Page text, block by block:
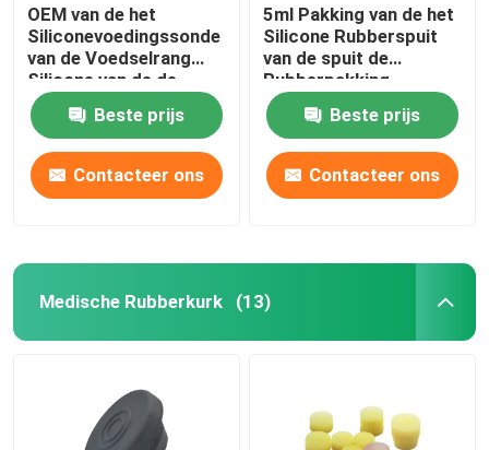
OEM van de het
Siliconevoedingssonde
van de Voedselrang
Silicone van de de
Maagbuis het
Transparante
Beste prijs
Contacteer ons
5ml Pakking van de het
Silicone Rubberspuit
van de spuit de
Rubberpakking
Medische
Beste prijs
Contacteer ons
Medische Rubberkurk (13)